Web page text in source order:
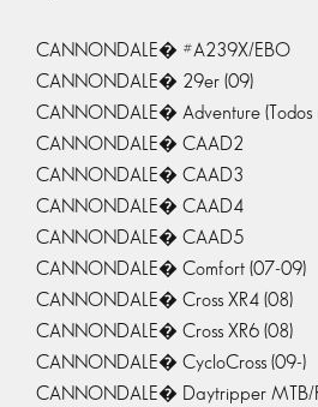
CANNONDALE� #A239X/EBO
CANNONDALE� 29er (09)
CANNONDALE� Adventure (Todos
CANNONDALE� CAAD2
CANNONDALE� CAAD3
CANNONDALE� CAAD4
CANNONDALE� CAAD5
CANNONDALE� Comfort (07-09)
CANNONDALE� Cross XR4 (08)
CANNONDALE� Cross XR6 (08)
CANNONDALE� CycloCross (09-)
CANNONDALE� Daytripper MTB/